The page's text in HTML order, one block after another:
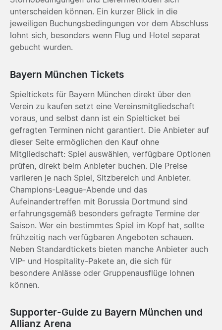
unterscheiden können. Ein kurzer Blick in die
jeweiligen Buchungsbedingungen vor dem Abschluss
lohnt sich, besonders wenn Flug und Hotel separat
gebucht wurden.
Bayern München Tickets
Spieltickets für Bayern München direkt über den
Verein zu kaufen setzt eine Vereinsmitgliedschaft
voraus, und selbst dann ist ein Spielticket bei
gefragten Terminen nicht garantiert. Die Anbieter auf
dieser Seite ermöglichen den Kauf ohne
Mitgliedschaft: Spiel auswählen, verfügbare Optionen
prüfen, direkt beim Anbieter buchen. Die Preise
variieren je nach Spiel, Sitzbereich und Anbieter.
Champions-League-Abende und das
Aufeinandertreffen mit Borussia Dortmund sind
erfahrungsgemäß besonders gefragte Termine der
Saison. Wer ein bestimmtes Spiel im Kopf hat, sollte
frühzeitig nach verfügbaren Angeboten schauen.
Neben Standardtickets bieten manche Anbieter auch
VIP- und Hospitality-Pakete an, die sich für
besondere Anlässe oder Gruppenausflüge lohnen
können.
Supporter-Guide zu Bayern München und
Allianz Arena